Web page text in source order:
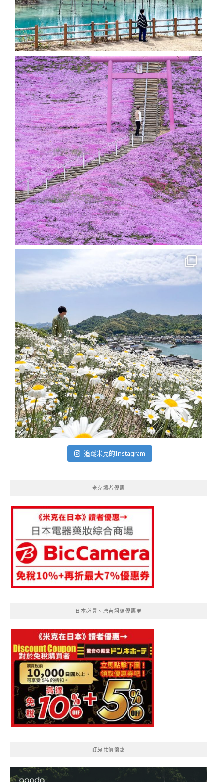
追蹤米克的Instagram
米克讀者優惠
日本必買、唐吉訶德優惠券
訂房比價優惠